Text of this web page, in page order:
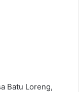
Batu Loreng,